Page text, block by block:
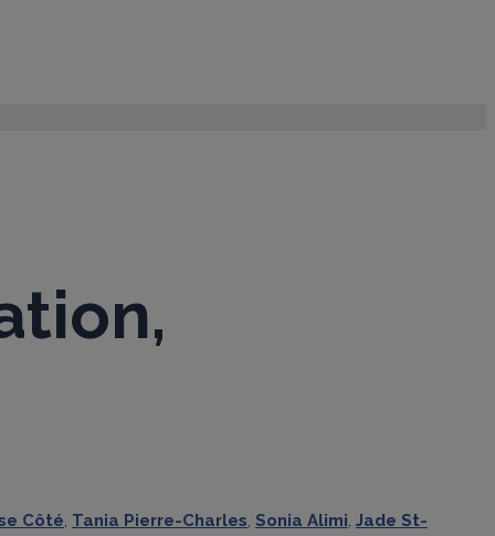
Côté Tania Pierre-Charles Sonia Alimi Jade St-